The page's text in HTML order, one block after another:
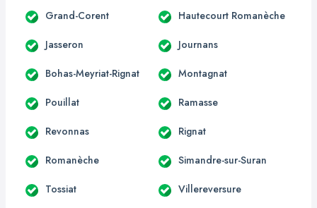
Grand-Corent Hautecourt Romanèche
Jasseron Journans
Bohas-Meyriat-Rignat Montagnat
Pouillat Ramasse
Revonnas Rignat
Romanèche Simandre-sur-Suran
Tossiat Villereversure